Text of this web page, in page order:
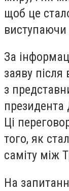
щоб це
За
заяву після
з
Ці
того, як
саміту між
На